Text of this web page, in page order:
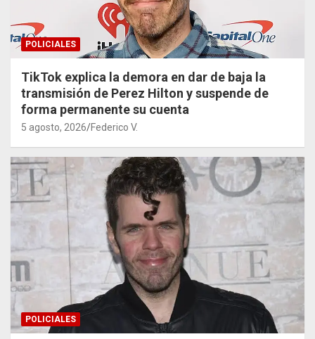
POLICIALES
TikTok explica la demora en dar de baja la
transmisión de Perez Hilton y suspende de
forma permanente su cuenta
5 agosto, 2026 Federico V.
POLICIALES